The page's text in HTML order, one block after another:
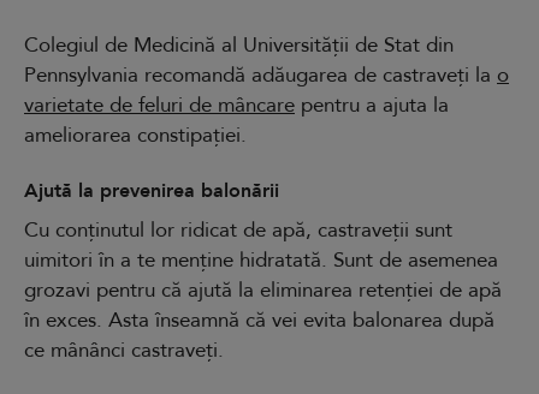
Colegiul de Medicină al Universității de Stat din
Pennsylvania recomandă adăugarea de castraveți la o
varietate de feluri de mâncare pentru a ajuta la
ameliorarea constipației.
Ajută la prevenirea balonării
Cu conținutul lor ridicat de apă, castraveții sunt
uimitori în a te menține hidratată. Sunt de asemenea
grozavi pentru că ajută la eliminarea retenției de apă
în exces. Asta înseamnă că vei evita balonarea după
ce mânânci castraveți.